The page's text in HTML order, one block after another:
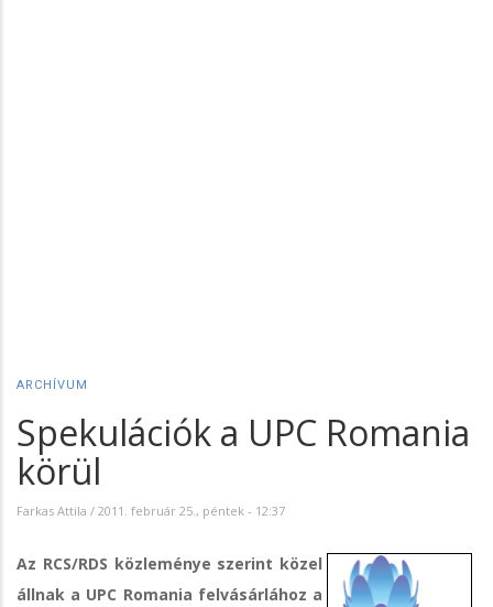
ARCHÍVUM
Spekulációk a UPC Romania
körül
Farkas Attila / 2011. február 25., péntek - 12:37
Az RCS/RDS közleménye szerint közel
állnak a UPC Romania felvásárlához a